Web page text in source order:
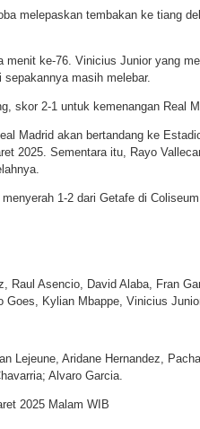
melepaskan tembakan ke tiang
menit ke-76. Vinicius Junior yang
sepakannya masih melebar.
skor 2-1 untuk kemenangan Real
Madrid akan bertandang ke
2025. Sementara itu, Rayo
1-2 dari Getafe di
Raul Asencio, David Alaba, Fran
Goes, Kylian Mbappe, Vinicius
Lejeune, Aridane Hernandez,
Alvaro Garcia.
2025 Malam WIB